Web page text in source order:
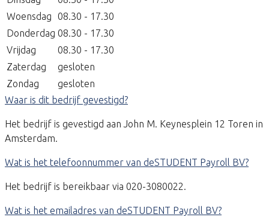
Woensdag
08.30 - 17.30
Donderdag 08.30 - 17.30
Vrijdag
08.30 - 17.30
Zaterdag
gesloten
Zondag
gesloten
Waar is dit bedrijf gevestigd?
Het bedrijf is gevestigd aan John M. Keynesplein 12 Toren in
Amsterdam.
Wat is het telefoonnummer van deSTUDENT Payroll BV?
Het bedrijf is bereikbaar via 020-3080022.
Wat is het emailadres van deSTUDENT Payroll BV?